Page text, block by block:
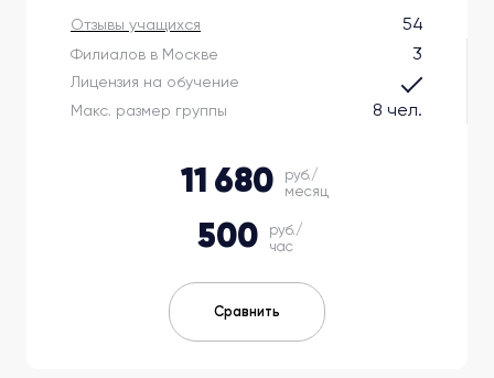
Отзывы учащихся 54
Филиалов в Москве 3
Макс. размер группы 8 чел.
Лицензия на обучение
11 680
руб./
месяц
500
руб./
час
Сравнить